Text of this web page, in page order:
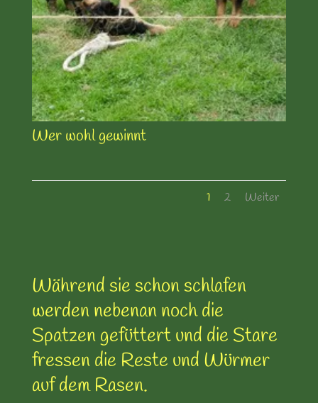
Wer wohl gewinnt
1 2 Weiter
Während sie schon schlafen
werden nebenan noch die
Spatzen gefüttert und die Stare
fressen die Reste und Würmer
auf dem Rasen.